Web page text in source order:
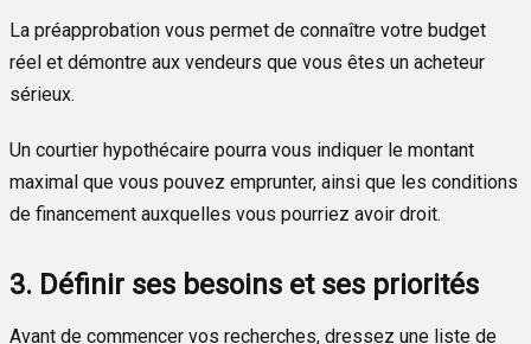
La préapprobation vous permet de connaître votre budget
réel et démontre aux vendeurs que vous êtes un acheteur
sérieux.
Un courtier hypothécaire pourra vous indiquer le montant
maximal que vous pouvez emprunter, ainsi que les conditions
de financement auxquelles vous pourriez avoir droit.
3. Définir ses besoins et ses priorités
Avant de commencer vos recherches, dressez une liste de